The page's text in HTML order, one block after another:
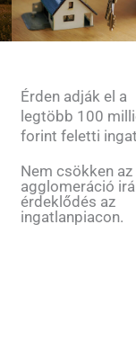
Érden adják el a
legtöbb 100
forint feletti
Nem csökken az
agglomeráció
érdeklődés az
ingatlanpiacon.